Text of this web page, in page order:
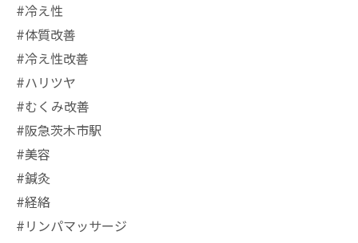
#冷え性
#体質改善
#冷え性改善
#ハリツヤ
#むくみ改善
#阪急茨木市駅
⁡#美容
#鍼灸
#経絡
#リンパマッサージ